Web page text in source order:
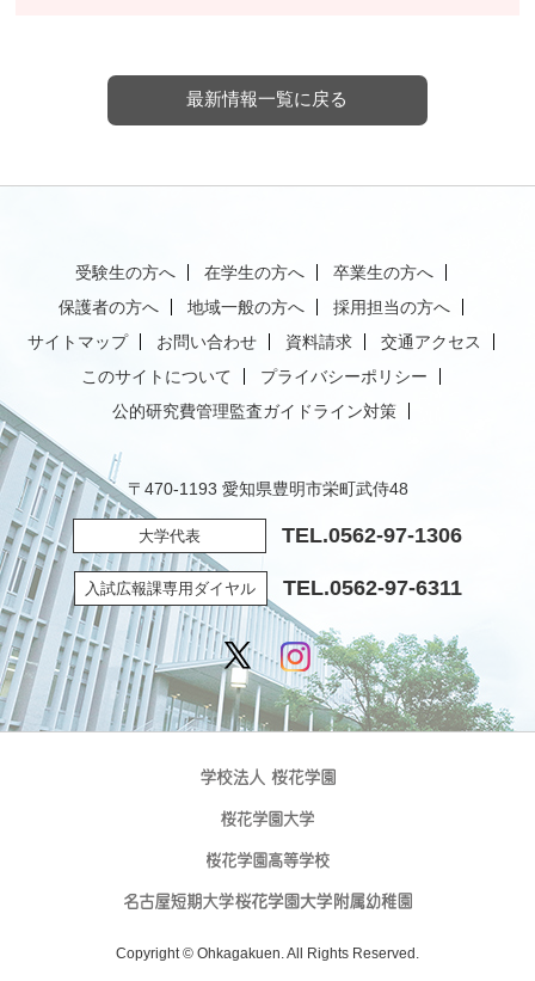
最新情報一覧に戻る
受験生の方へ 在学生の方へ
卒業生の方へ
保護者の方へ
地域一般の方へ
採用担当の方へ
サイトマップ
お問い合わせ 資料請求
交通アクセス
このサイトについて
プライバシーポリシー
公的研究費管理監査ガイドライン対策
〒470-1193 愛知県豊明市栄町武侍48
大学代表 TEL.0562-97-1306
入試広報課専用ダイヤル TEL.0562-97-6311
Copyright © Ohkagakuen. All Rights Reserved.